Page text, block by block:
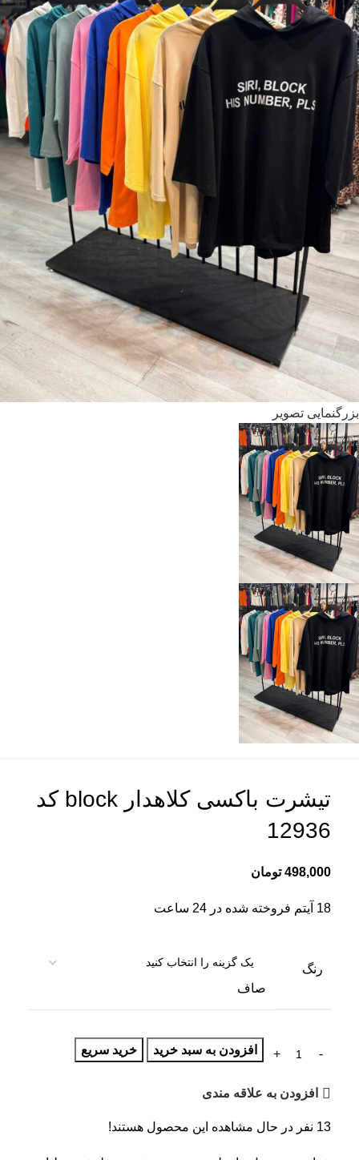
بزرگنمایی تصویر
تیشرت باکسی کلاهدار block کد
12936
498,000 تومان
18 آیتم فروخته شده در 24 ساعت
رنگ
صاف
افزودن به سبد خرید خرید سریع
افزودن به علاقه مندی
13 نفر در حال مشاهده این محصول هستند!